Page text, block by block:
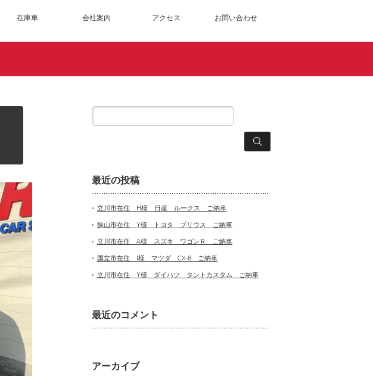
在庫車 会社案内 アクセス お問い合わせ
最近の投稿
立川市在住 H様 日産 ルークス ご納車
狭山市在住 Y様 トヨタ プリウス ご納車
立川市在住 A様 スズキ ワゴンＲ ご納車
国立市在住 I様 マツダ CX-8 ご納車
立川市在住 Y様 ダイハツ タントカスタム ご納車
最近のコメント
アーカイブ